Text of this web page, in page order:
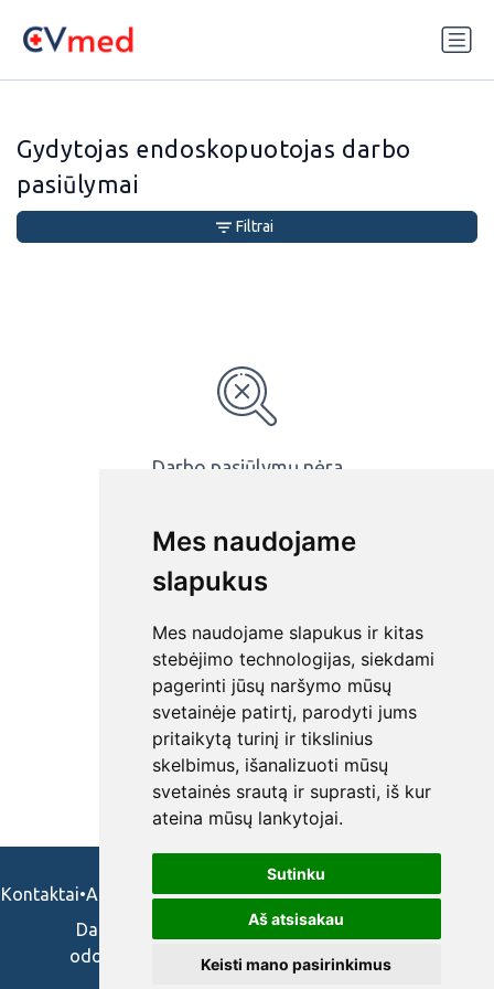
Mes naudojame
slapukus
Mes naudojame slapukus ir kitas
stebėjimo technologijas, siekdami
pagerinti jūsų naršymo mūsų
svetainėje patirtį, parodyti jums
pritaikytą turinį ir tikslinius
skelbimus, išanalizuoti mūsų
svetainės srautą ir suprasti, iš kur
ateina mūsų lankytojai.
Sutinku
Aš atsisakau
Keisti mano pasirinkimus
Gydytojas endoskopuotojas darbo
pasiūlymai
Darbo pasiūlymų nėra
Filtrai
Kontaktai•Apie mus•Naudojimosi taisykės•Privatumo politika
Darbo skelbimai ir pasiūlymai: gydytojams,
odontologams, slaugytojams, veterinarams,